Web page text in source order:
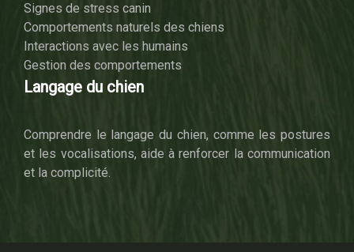
Signes de stress canin
Comportements naturels des chiens
Interactions avec les humains
Gestion des comportements
Langage du chien
Comprendre le langage du chien, comme les postures
et les vocalisations, aide à renforcer la communication
et la complicité.